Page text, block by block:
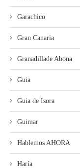
Garachico
Gran Canaria
Granadillade Abona
Guia
Guia de Isora
Guimar
Hablemos AHORA
Haría